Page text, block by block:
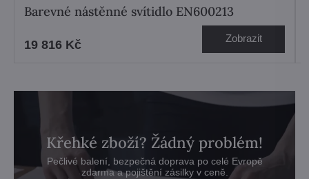
Barevné nástěnné svítidlo EN600213
19 816 Kč Zobrazit
Křehké zboží? Žádný problém!
Pečlivé balení, bezpečná doprava po celé Evropě
zdarma a pojištění zásilky v ceně.